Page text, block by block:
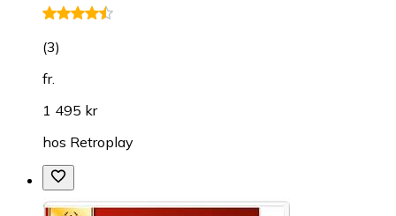
(3)
fr.
1 495 kr
hos Retroplay